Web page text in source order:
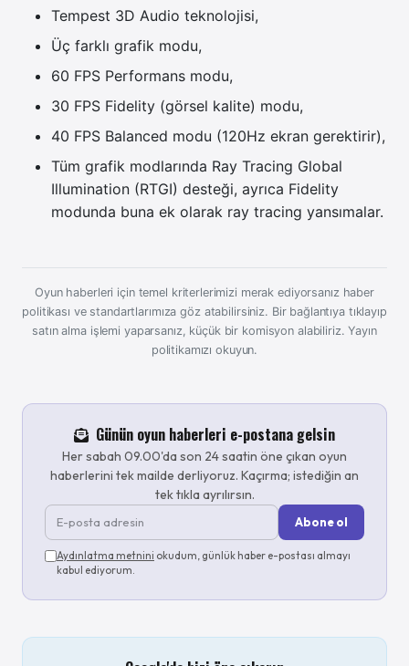
Tempest 3D Audio teknolojisi,
Üç farklı grafik modu,
60 FPS Performans modu,
30 FPS Fidelity (görsel kalite) modu,
40 FPS Balanced modu (120Hz ekran gerektirir),
Tüm grafik modlarında Ray Tracing Global
Illumination (RTGI) desteği, ayrıca Fidelity
modunda buna ek olarak ray tracing yansımalar.
Oyun haberleri için temel kriterlerimizi merak ediyorsanız haber
politikası ve standartlarımıza göz atabilirsiniz. Bir bağlantıya tıklayıp
satın alma işlemi yaparsanız, küçük bir komisyon alabiliriz.Yayın
politikamızı okuyun.
Günün oyun haberleri e-postana gelsin
Her sabah 09.00'da son 24 saatin öne çıkan oyun
haberlerini tek mailde derliyoruz. Kaçırma; istediğin an
tek tıkla ayrılırsın.
Abone ol
Aydınlatma metnini okudum, günlük haber e-postası almayı
kabul ediyorum.